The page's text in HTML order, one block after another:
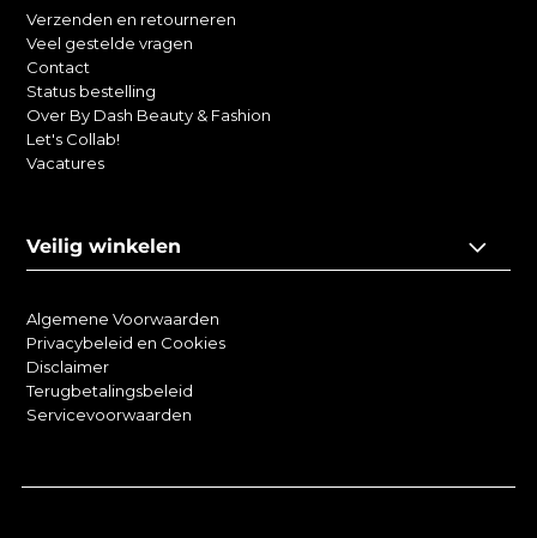
Verzenden en retourneren
Veel gestelde vragen
Contact
Status bestelling
Over By Dash Beauty & Fashion
Let's Collab!
Vacatures
Veilig winkelen
Algemene Voorwaarden
Privacybeleid en Cookies
Disclaimer
Terugbetalingsbeleid
Servicevoorwaarden